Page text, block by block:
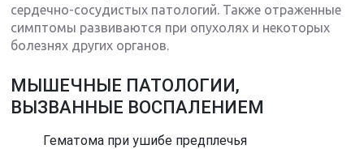
сердечно-сосудистых патологий. Также отраженные
симптомы развиваются при опухолях и некоторых
болезнях других органов.
МЫШЕЧНЫЕ ПАТОЛОГИИ,
ВЫЗВАННЫЕ ВОСПАЛЕНИЕМ
Гематома при ушибе предплечья